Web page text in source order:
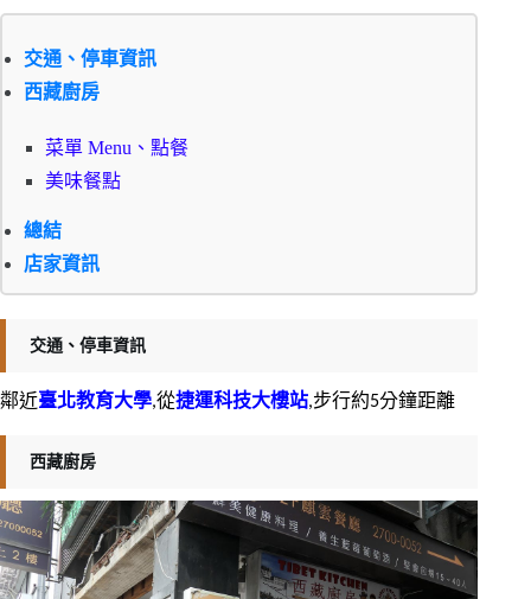
交通、停車資訊
西藏廚房
菜單 Menu、點餐
美味餐點
總結
店家資訊
交通、停車資訊
鄰近臺北教育大學,從捷運科技大樓站,步行約5分鐘距離
西藏廚房